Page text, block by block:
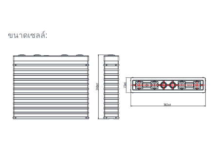
ขนาดเซลล์: